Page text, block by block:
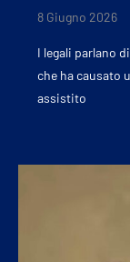
8 Giugno 2026
I legali parlano
che ha causato
assistito